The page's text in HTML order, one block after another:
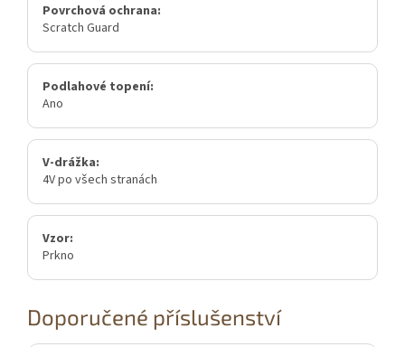
Povrchová ochrana:
Scratch Guard
Podlahové topení:
Ano
V-drážka:
4V po všech stranách
Vzor:
Prkno
Doporučené příslušenství